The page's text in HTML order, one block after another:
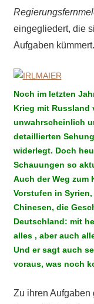
eingegliedert, die
Aufgaben kümmert.
Noch im letzten
Krieg mit Russland
unwahrscheinlich
detaillierten
widerlegt. Doch
Schauungen so
Auch der Weg zum
Vorstufen in
Chinesen, die
Deutschland: mit
alles , aber auch
Und er sagt auch
voraus, was noch
Zu ihren Aufgaben